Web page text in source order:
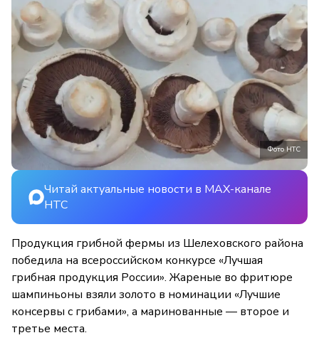
Фото НТС
Читай актуальные новости в MAX-канале
НТС
Продукция грибной фермы из Шелеховского района
победила на всероссийском конкурсе «Лучшая
грибная продукция России». Жареные во фритюре
шампиньоны взяли золото в номинации «Лучшие
консервы с грибами», а маринованные — второе и
третье места.